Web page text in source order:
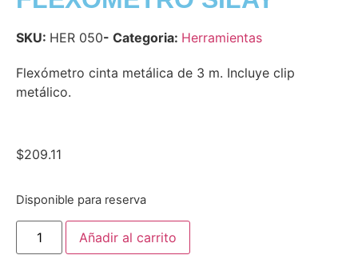
SKU: HER 050- Categoria: Herramientas
Flexómetro cinta metálica de 3 m. Incluye clip
metálico.
$209.11
Disponible para reserva
Añadir al carrito